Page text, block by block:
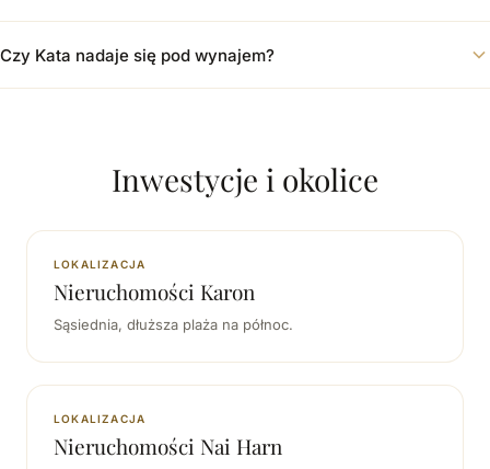
Czy Kata nadaje się pod wynajem?
Inwestycje i okolice
LOKALIZACJA
Nieruchomości Karon
Sąsiednia, dłuższa plaża na północ.
LOKALIZACJA
Nieruchomości Nai Harn